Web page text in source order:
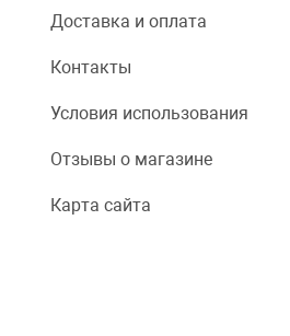
Доставка и оплата
Контакты
Условия использования
Отзывы о магазине
Карта сайта